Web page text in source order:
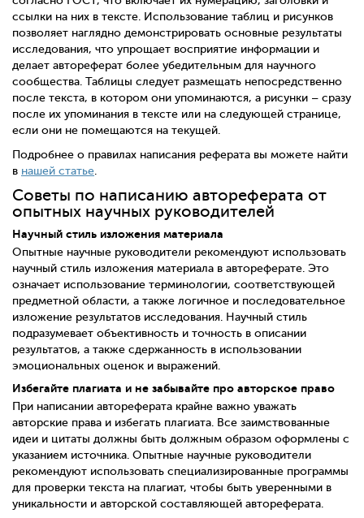
ссылки на них в тексте. Использование таблиц и рисунков
позволяет наглядно демонстрировать основные результаты
исследования, что упрощает восприятие информации и
делает автореферат более убедительным для научного
сообщества. Таблицы следует размещать непосредственно
после текста, в котором они упоминаются, а рисунки – сразу
после их упоминания в тексте или на следующей странице,
если они не помещаются на текущей.
Подробнее о правилах написания реферата вы можете найти
в нашей статье.
Советы по написанию автореферата от
опытных научных руководителей
Научный стиль изложения материала
Опытные научные руководители рекомендуют использовать
научный стиль изложения материала в автореферате. Это
означает использование терминологии, соответствующей
предметной области, а также логичное и последовательное
изложение результатов исследования. Научный стиль
подразумевает объективность и точность в описании
результатов, а также сдержанность в использовании
эмоциональных оценок и выражений.
Избегайте плагиата и не забывайте про авторское право
При написании автореферата крайне важно уважать
авторские права и избегать плагиата. Все заимствованные
идеи и цитаты должны быть должным образом оформлены с
указанием источника. Опытные научные руководители
рекомендуют использовать специализированные программы
для проверки текста на плагиат, чтобы быть уверенными в
уникальности и авторской составляющей автореферата.